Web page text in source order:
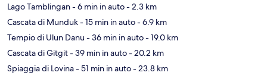
Lago Tamblingan- 6 min in auto- 2.3 km
Cascata di Munduk- 15 min in auto- 6.9 km
Tempio di Ulun Danu- 36 min in auto- 19.0 km
Cascata di Gitgit- 39 min in auto- 20.2 km
Spiaggia di Lovina- 51 min in auto- 23.8 km